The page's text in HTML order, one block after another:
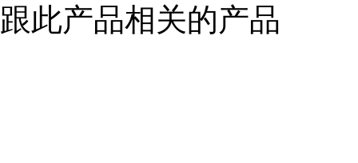
跟此产品相关的产品